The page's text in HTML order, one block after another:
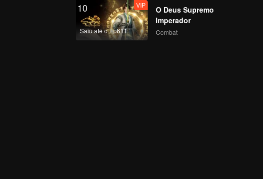
10
Saiu até o Ep611
VIP
O Deus Supremo
Imperador
Combat